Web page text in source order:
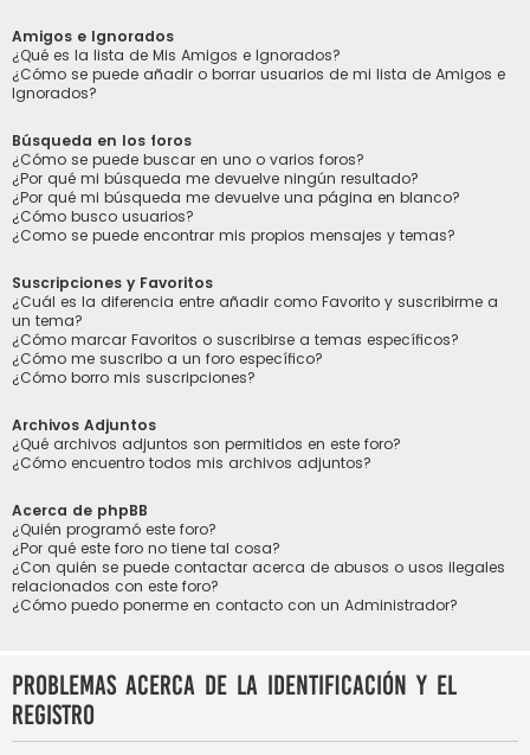
Amigos e Ignorados
¿Qué es la lista de Mis Amigos e Ignorados?
¿Cómo se puede añadir o borrar usuarios de mi lista de Amigos e
Ignorados?
Búsqueda en los foros
¿Cómo se puede buscar en uno o varios foros?
¿Por qué mi búsqueda me devuelve ningún resultado?
¿Por qué mi búsqueda me devuelve una página en blanco?
¿Cómo busco usuarios?
¿Como se puede encontrar mis propios mensajes y temas?
Suscripciones y Favoritos
¿Cuál es la diferencia entre añadir como Favorito y suscribirme a
un tema?
¿Cómo marcar Favoritos o suscribirse a temas específicos?
¿Cómo me suscribo a un foro específico?
¿Cómo borro mis suscripciones?
Archivos Adjuntos
¿Qué archivos adjuntos son permitidos en este foro?
¿Cómo encuentro todos mis archivos adjuntos?
Acerca de phpBB
¿Quién programó este foro?
¿Por qué este foro no tiene tal cosa?
¿Con quién se puede contactar acerca de abusos o usos ilegales
relacionados con este foro?
¿Cómo puedo ponerme en contacto con un Administrador?
Problemas acerca de la identificación y el
registro